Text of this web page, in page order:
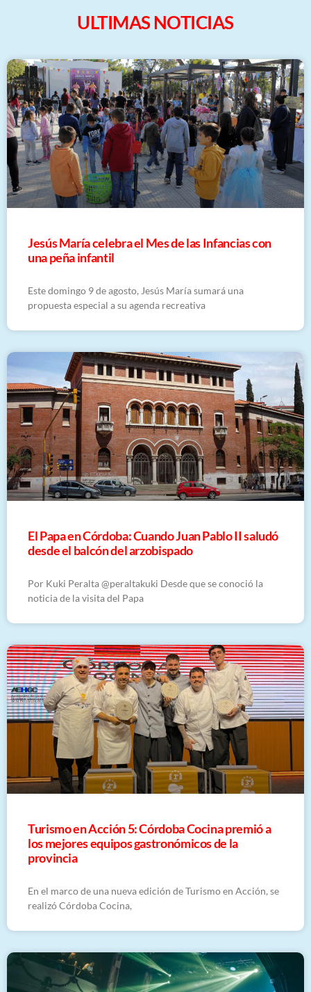
ULTIMAS NOTICIAS
Jesús María celebra el Mes de las Infancias con
una peña infantil
Este domingo 9 de agosto, Jesús María sumará una
propuesta especial a su agenda recreativa
El Papa en Córdoba: Cuando Juan Pablo II saludó
desde el balcón del arzobispado
Por Kuki Peralta @peraltakuki Desde que se conoció la
noticia de la visita del Papa
Turismo en Acción 5: Córdoba Cocina premió a
los mejores equipos gastronómicos de la
provincia
En el marco de una nueva edición de Turismo en Acción, se
realizó Córdoba Cocina,